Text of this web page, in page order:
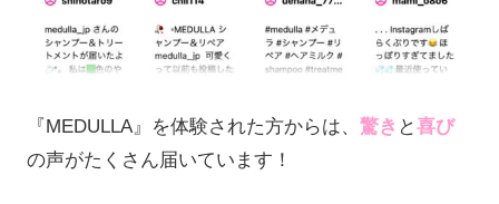
『MEDULLA』を体験された方からは、 驚き と喜び
の声がたくさん届いています！